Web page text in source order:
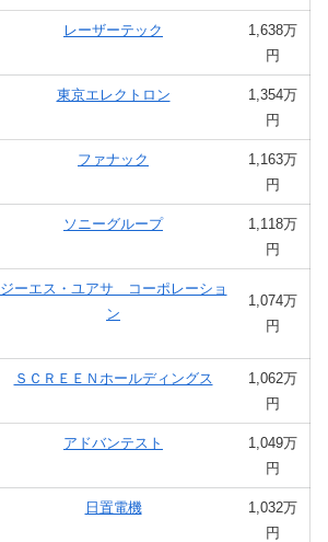
レーザーテック
1,638万
円
東京エレクトロン
1,354万
円
ファナック
1,163万
円
ソニーグループ
1,118万
円
ジーエス・ユアサ コーポレーショ
ン
1,074万
円
ＳＣＲＥＥＮホールディングス
1,062万
円
アドバンテスト
1,049万
円
日置電機
1,032万
円